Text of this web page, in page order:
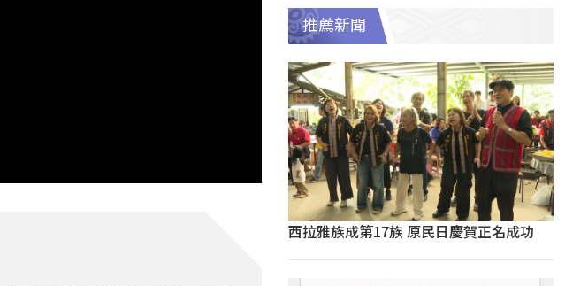
推薦新聞
西拉雅族成第17族 原民日慶賀正名成功